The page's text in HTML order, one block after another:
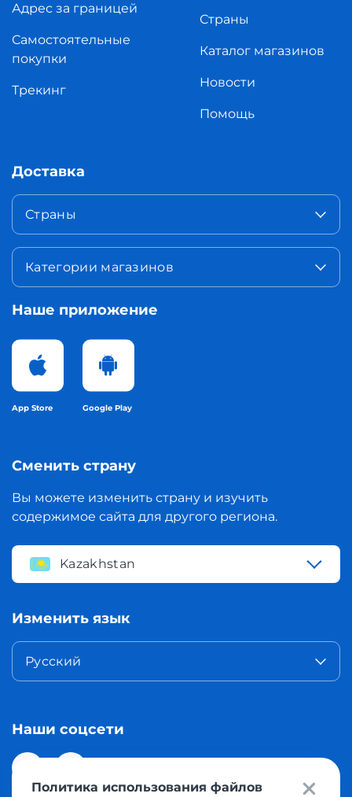
Адрес за границей
Самостоятельные
покупки
Трекинг
Страны
Каталог магазинов
Новости
Помощь
Доставка
Страны
Категории магазинов
Наше приложение
App Store Google Play
Сменить страну
Вы можете изменить страну и изучить
содержимое сайта для другого региона.
Kazakhstan
Изменить язык
Русский
Наши соцсети
Политика использования файлов